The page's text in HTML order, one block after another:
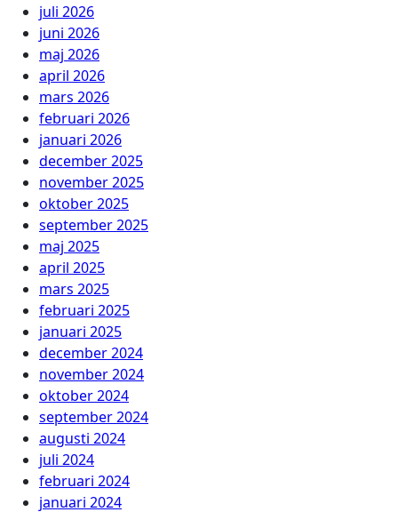
juli 2026
juni 2026
maj 2026
april 2026
mars 2026
februari 2026
januari 2026
december 2025
november 2025
oktober 2025
september 2025
maj 2025
april 2025
mars 2025
februari 2025
januari 2025
december 2024
november 2024
oktober 2024
september 2024
augusti 2024
juli 2024
februari 2024
januari 2024